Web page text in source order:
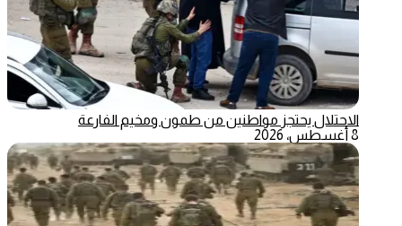
الاحتلال يحتجز مواطنين من طمون ومخيم الفارعة
8 أغسطس، 2026